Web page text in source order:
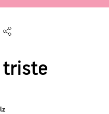
triste